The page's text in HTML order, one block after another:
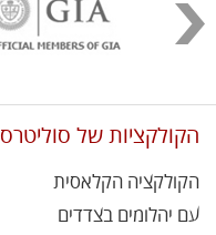
הקולקציות של סוליטרס
הקולקציה הקלאסית
עם יהלומים בצדדים